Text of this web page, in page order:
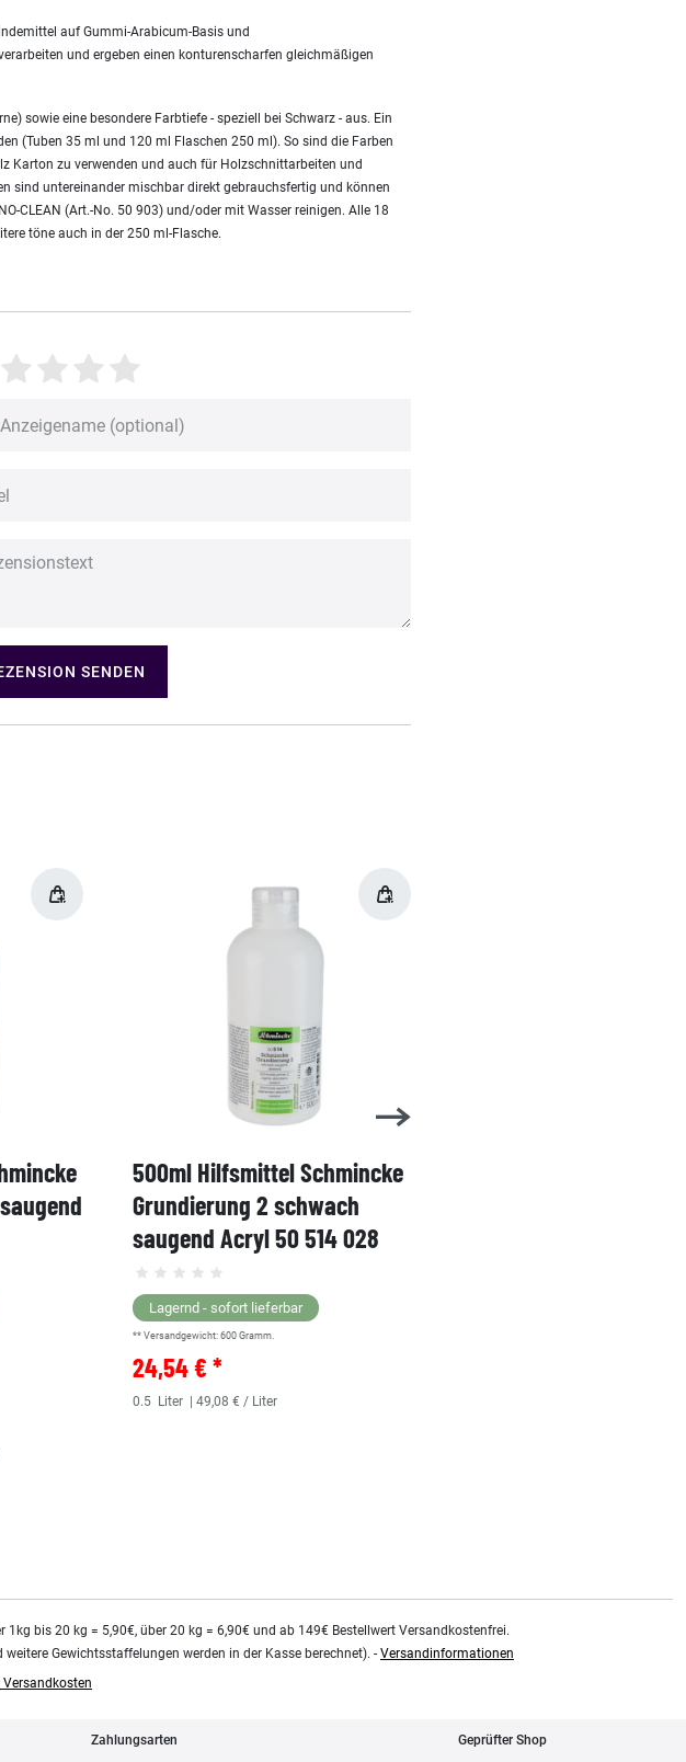
auf Gummi-Arabicum-Basis und
und ergeben einen konturenscharfen gleichmäßigen
sowie eine besondere Farbtiefe - speziell bei Schwarz - aus. Ein
(Tuben 35 ml und 120 ml Flaschen 250 ml). So sind die Farben
Karton zu verwenden und auch für Holzschnittarbeiten und
sind untereinander mischbar direkt gebrauchsfertig und können
CLEAN (Art.-No. 50 903) und/oder mit Wasser reinigen. Alle 18
töne auch in der 250 ml-Flasche.
SENDEN
500ml Hilfsmittel Schmincke
Grundierung 2 schwach
saugend Acryl 50 514 028
Lagernd - sofort lieferbar
** Versandgewicht:600 Gramm.
24,54 € *
0.5 Liter | 49,08 € / Liter
bis 20 kg = 5,90€, über 20 kg = 6,90€ und ab 149€ Bestellwert Versandkostenfrei.
Gewichtsstaffelungen werden in der Kasse berechnet). - Versandinformationen
Zahlungsarten Geprüfter Shop